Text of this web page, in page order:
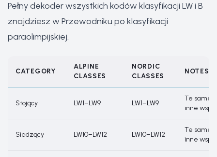
Pełny dekoder wszystkich kodów klasyfikacji LW i B
znajdziesz w Przewodniku po klasyfikacji
paraolimpijskiej.
CATEGORY
ALPINE
CLASSES
NORDIC
CLASSES
NOTES
Stojący LW1–LW9 LW1–LW9
Te same
inne
Siedzący LW10–LW12 LW10–LW12
Te same
inne